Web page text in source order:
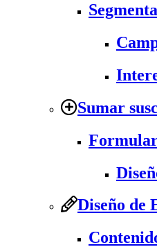
Sumar
Diseño de